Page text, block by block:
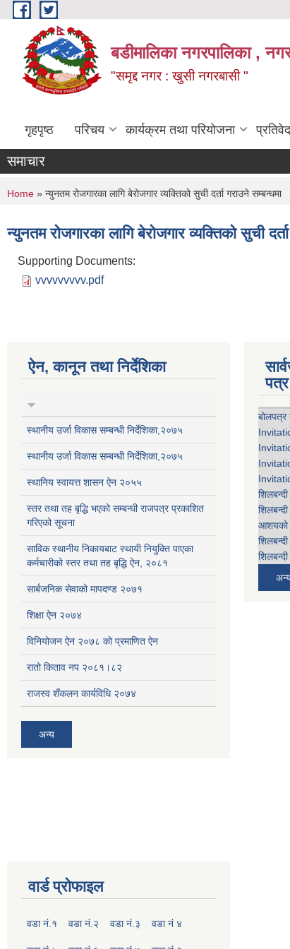
Skip to main content
बडीमालिका नगरपालिका ,
"समृद्द नगर : खुसी नगरबासी "
गृहपृष्ठ परिचय कार्यक्रम तथा परियोजना
समाचार
You are here
Home » न्युनतम रोजगारका लागि बेरोजगार व्यक्तिको सुची दर्ता गराउने सम्बन्धमा
न्युनतम रोजगारका लागि बेरोजगार व्यक्तिको सुची
Supporting Documents:
vvvvvvvvv.pdf
ऐन, कानून तथा निर्देशिका
स्थानीय उर्जा विकास सम्बन्धी निर्देशिका,२०७५
स्थानीय उर्जा विकास सम्बन्धी निर्देशिका,२०७५
स्थानिय स्वायत्त शासन ऐन २०५५
स्तर तथा तह बृद्धि भएको सम्बन्धी राजपत्र प्रकाशित
गरिएको सूचना
साविक स्थानीय निकायबाट स्थायी नियुक्ति पाएका
कर्मचारीको स्तर तथा तह बृद्धि ऐन, २०८१
सार्बजनिक सेवाको मापदण्ड २०७१
शिक्षा ऐन २०७४
विनियोजन ऐन २०७८ को प्रमाणित ऐन
रातो किताव नप २०८१।८२
राजस्व शँकलन कार्यविधि २०७४
अन्य
आशयको
वार्ड प्रोफाइल
वडा नं.१ वडा नं.२ वडा नं.३ वडा नं ४